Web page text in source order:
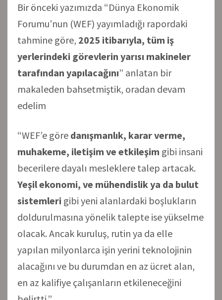
Bir önceki yazımızda “Dünya Ekonomik
Forumu’nun (WEF) yayımladığı rapordaki
tahmine göre, 2025 itibarıyla, tüm iş
yerlerindeki görevlerin yarısı makineler
tarafından yapılacağını” anlatan bir
makaleden bahsetmiştik, oradan devam
edelim
“WEF’e göre danışmanlık, karar verme,
muhakeme, iletişim ve etkileşim gibi insani
becerilere dayalı mesleklere talep artacak.
Yeşil ekonomi, ve mühendislik ya da bulut
sistemleri gibi yeni alanlardaki boşlukların
doldurulmasına yönelik talepte ise yükselme
olacak. Ancak kuruluş, rutin ya da elle
yapılan milyonlarca işin yerini teknolojinin
alacağını ve bu durumdan en az ücret alan,
en az kalifiye çalışanların etkileneceğini